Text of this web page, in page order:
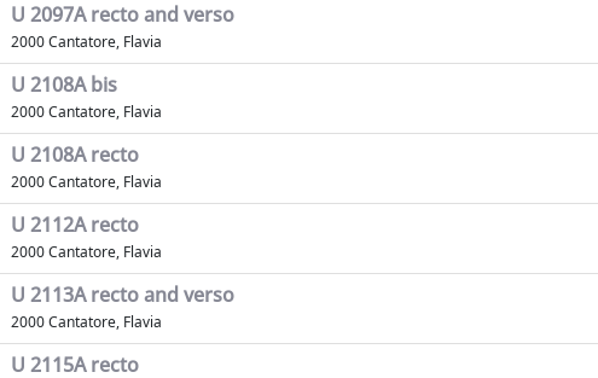
U 2097A recto and verso
2000 Cantatore, Flavia
U 2108A bis
2000 Cantatore, Flavia
U 2108A recto
2000 Cantatore, Flavia
U 2112A recto
2000 Cantatore, Flavia
U 2113A recto and verso
2000 Cantatore, Flavia
U 2115A recto